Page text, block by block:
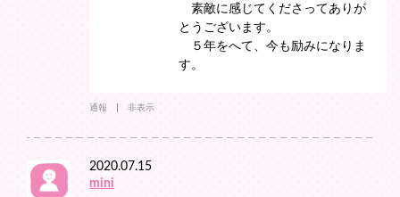
素敵に感じてくださってありが
とうございます。
５年をへて、今も励みになりま
す。
通報 非表示
2020.07.15
mini